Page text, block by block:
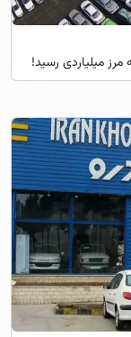
میلیاردی رسید!